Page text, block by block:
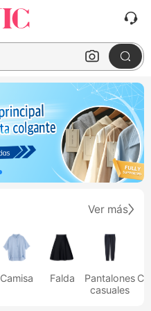
Ver más
Camisa Falda
Pantalones
casuales